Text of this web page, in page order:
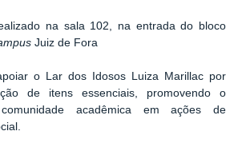
na sala 102, na entrada do bloco
Juiz de Fora
o Lar dos Idosos Luiza Marillac por
de itens essenciais, promovendo o
acadêmica em ações de